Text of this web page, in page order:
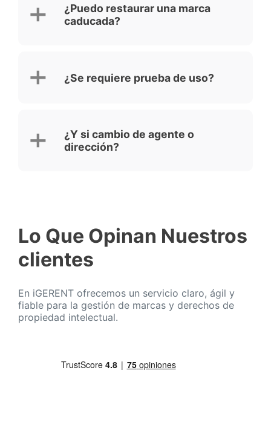
¿Puedo restaurar una marca
caducada?
¿Se requiere prueba de uso?
¿Y si cambio de agente o
dirección?
Lo Que Opinan Nuestros
clientes
En iGERENT ofrecemos un servicio claro, ágil y
fiable para la gestión de marcas y derechos de
propiedad intelectual.